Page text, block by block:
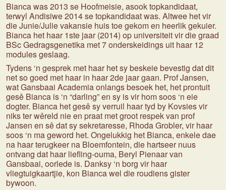
Bianca was 2013 se Hoofmeisie, asook topkandidaat,
terwyl Andisiwe 2014 se topkandidaat was. Altwee het vir
die Junie/Julie vakansie huis toe gekom en heerlik gekuier.
Bianca het haar 1ste jaar (2014) op universiteit vir die graad
BSc Gedragsgenetika met 7 onderskeidings uit haar 12
modules geslaag.
Tydens ‘n gesprek met haar het sy beskeie bevestig dat dit
net so goed met haar in haar 2de jaar gaan. Prof Jansen,
wat Gansbaai Academia onlangs besoek het, het prontuit
gesê Bianca is ‘n “darling” en sy is vir hom soos ‘n eie
dogter. Bianca het gesê sy verruil haar tyd by Kovsies vir
niks ter wêreld nie en praat met groot respek van prof
Jansen en sê dat sy sekretaresse, Rhoda Grobler, vir haar
soos ‘n ma geword het. Ongelukkig het Bianca, enkele dae
na haar terugkeer na Bloemfontein, die hartseer nuus
ontvang dat haar liefling-ouma, Beryl Pienaar van
Gansbaai, oorlede is. Danksy ‘n borg vir haar
vliegtuigkaartjie, kon Bianca wel die roudiens gister
bywoon.